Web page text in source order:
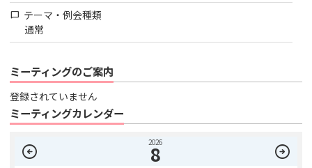
chat_bubble テーマ・例会種類
通常
ミーティングのご案内
登録されていません
ミーティングカレンダー
arrow_circle_left 2026
8 arrow_circle_right